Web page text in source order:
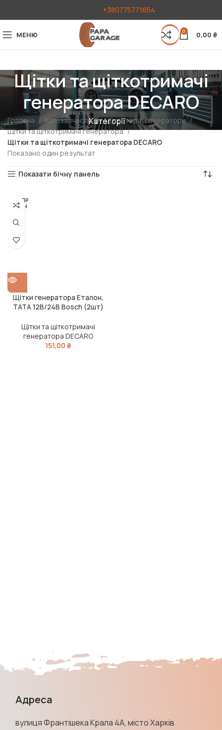
+380775771654
МЕНЮ 0 0,00 ₴
Щітки та щіткотримачі
генератора DECARO
Категорії
Головна Автозапчастини
Стартери, генератори
Щітки та щіткотримачі генератора
Щітки та щіткотримачі генератора DECARO
Показано один результат
Показати бічну панель
РОЗПР
ОДАН
Щітки генератора Еталон,
ТАТА 12В/24В Bosch (2шт)
Щітки та щіткотримачі
генератора DECARO
151,00 ₴
Адреса
вулиця Франтішека Крала 4А, місто Харків